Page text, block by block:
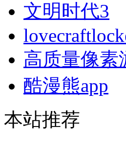
文明时代3
高质量像素
酷漫熊app
本站推荐